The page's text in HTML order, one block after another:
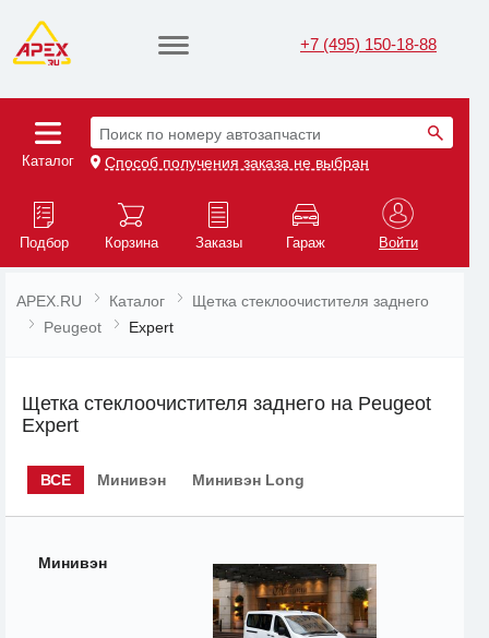
+7 (495) 150-18-88
Каталог
Поиск по номеру автозапчасти
Способ получения заказа не выбран
Подбор Корзина Заказы Гараж Войти
APEX.RU Каталог
Щетка стеклоочистителя заднего
Peugeot
Expert
Щетка стеклоочистителя заднего на Peugeot
Expert
ВСЕ Минивэн Минивэн Long
Минивэн